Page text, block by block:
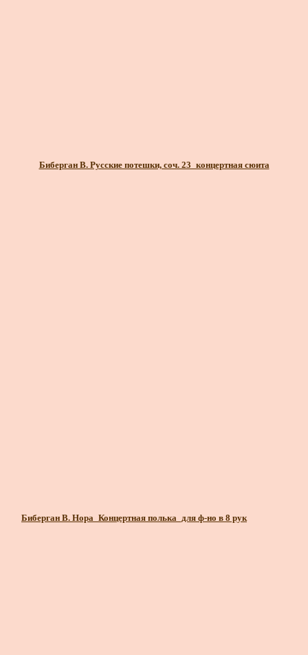
Биберган В. Русские потешки, соч. 23_концертная сюита
Биберган В. Нора_Концертная полька_для ф-но в 8 рук